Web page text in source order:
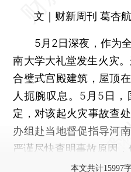
文｜财新周刊 葛杏航
5月2日深夜，作为全
南大学大礼堂发生火灾
合璧式宫殿建筑，屋顶
人扼腕叹息。5月5日
定，对该起火灾事故查
办组赴当地督促指导河
严谨尽快查明事故原因，
本文共计15997